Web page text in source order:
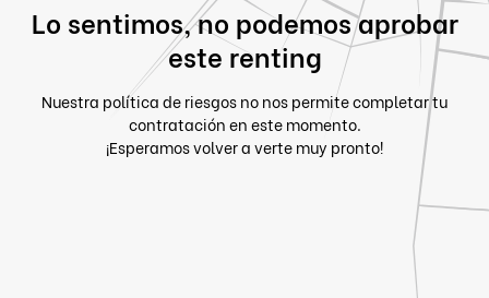
Lo sentimos, no podemos aprobar
este renting
Nuestra política de riesgos no nos permite completar tu
contratación en este momento.
¡Esperamos volver a verte muy pronto!